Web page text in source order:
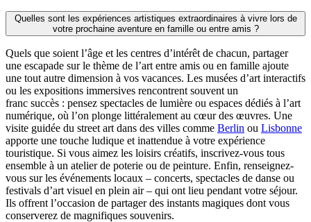
Quelles sont les expériences artistiques extraordinaires à vivre lors de
votre prochaine aventure en famille ou entre amis ?
Quels que soient l’âge et les centres d’intérêt de chacun, partager
une escapade sur le thème de l’art entre amis ou en famille ajoute
une tout autre dimension à vos vacances. Les musées d’art interactifs
ou les expositions immersives rencontrent souvent un
franc succès : pensez spectacles de lumière ou espaces dédiés à l’art
numérique, où l’on plonge littéralement au cœur des œuvres. Une
visite guidée du street art dans des villes comme Berlin ou Lisbonne
apporte une touche ludique et inattendue à votre expérience
touristique. Si vous aimez les loisirs créatifs, inscrivez-vous tous
ensemble à un atelier de poterie ou de peinture. Enfin, renseignez-
vous sur les événements locaux – concerts, spectacles de danse ou
festivals d’art visuel en plein air – qui ont lieu pendant votre séjour.
Ils offrent l’occasion de partager des instants magiques dont vous
conserverez de magnifiques souvenirs.